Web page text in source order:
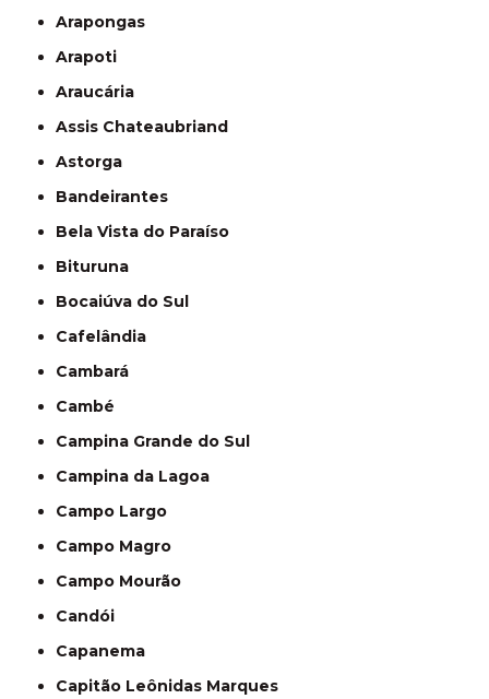
Arapongas
Arapoti
Araucária
Assis Chateaubriand
Astorga
Bandeirantes
Bela Vista do Paraíso
Bituruna
Bocaiúva do Sul
Cafelândia
Cambará
Cambé
Campina Grande do Sul
Campina da Lagoa
Campo Largo
Campo Magro
Campo Mourão
Candói
Capanema
Capitão Leônidas Marques